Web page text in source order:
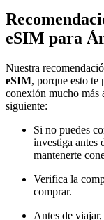
eSIM para
Nuestra
eSIM, porque esto te
conexión mucho más
siguiente:
Si no puedes
investiga antes
mantenerte
Verifica la
comprar.
Antes de viajar,